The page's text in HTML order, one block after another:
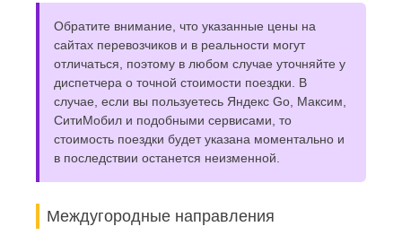
Обратите внимание, что указанные цены на
сайтах перевозчиков и в реальности могут
отличаться, поэтому в любом случае уточняйте у
диспетчера о точной стоимости поездки. В
случае, если вы пользуетесь Яндекс Go, Максим,
СитиМобил и подобными сервисами, то
стоимость поездки будет указана моментально и
в последствии останется неизменной.
Междугородные направления